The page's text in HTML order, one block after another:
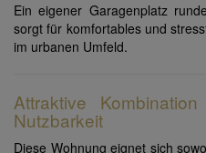
Ein eigener Garagenplatz
sorgt für komfortables und
im urbanen Umfeld.
Attraktive
Nutzbarkeit
Diese Wohnung eignet sich